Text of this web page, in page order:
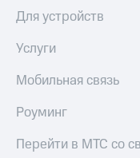
Для устройств
Услуги
Мобильная связь
Роуминг
Перейти в МТС со